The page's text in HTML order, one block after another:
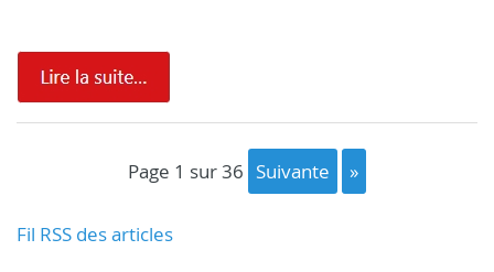
page 1 sur 36 suivante »
Fil RSS des articles